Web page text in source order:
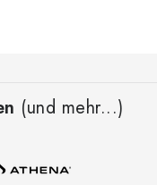
(und mehr...)